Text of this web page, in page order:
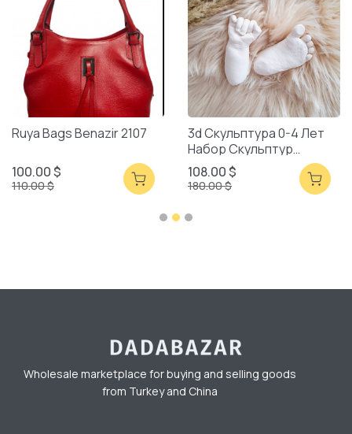
Ruya Bags Benazir 2107
100.00 $
110.00 $
3d Скульптура 0-4 Лет
Набор Скульптур
Смешанная Упаковка
108.00 $
180.00 $
Wholesale marketplace for buying and selling goods
from Turkey and China